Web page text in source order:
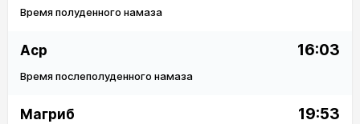
Время полуденного намаза
Аср 16:03
Время послеполуденного намаза
Магриб 19:53